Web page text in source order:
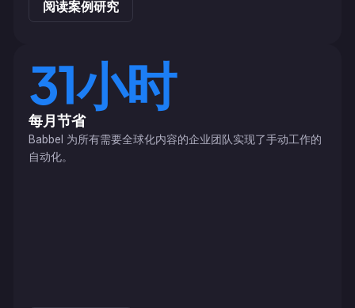
阅读案例研究
31小时
每月节省
Babbel 为所有需要全球化内容的企业团队实现了手动工作的
自动化。